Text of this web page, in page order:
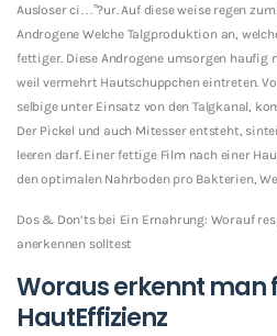
Ausloser ci…”?ur. Auf diese weise regen
Androgene Welche Talgproduktion an,
fettiger. Diese Androgene umsorgen haufig
weil vermehrt Hautschuppchen eintreten.
selbige unter Einsatz von den Talgkanal,
Der Pickel und auch Mitesser entsteht,
leeren darf. Einer fettige Film nach einer
den optimalen Nahrboden pro Bakterien,
Dos & Don’ts bei Ein Ernahrung: Worauf
anerkennen solltest
Woraus erkennt man
HautEffizienz